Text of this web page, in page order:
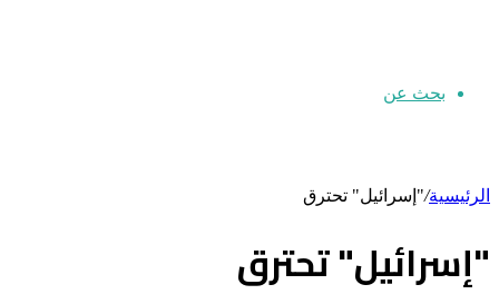
بحث عن
الرئيسية/"إسرائيل" تحترق
"إسرائيل" تحترق